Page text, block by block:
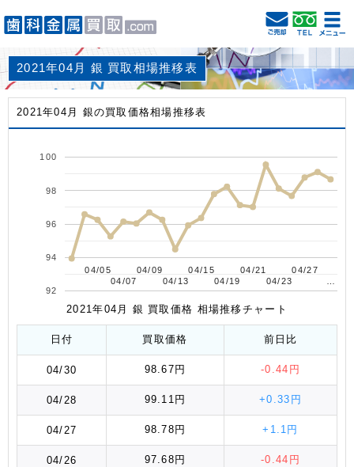
2021年04月 銀 買取相場推移表
2021年04月 銀の買取価格相場推移表
04/05
04/05
04/07
04/07
04/09
04/09
04/13
04/13
04/15
04/15
04/19
04/19
04/21
04/21
04/23
04/23
04/27
04/27
92
94
96
98
100
2021年04月 銀 買取価格 相場推移チャート
日付 買取価格 前日比
04/30 98.67円 -0.44円
04/28 99.11円 +0.33円
04/27 98.78円 +1.1円
04/26 97.68円 -0.44円